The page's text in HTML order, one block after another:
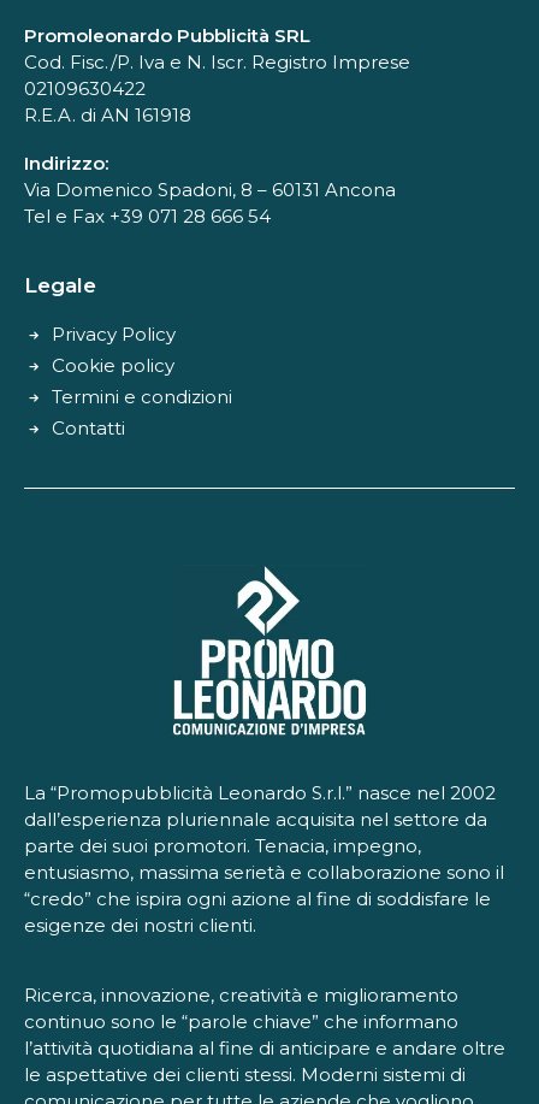
Promoleonardo Pubblicità SRL
Cod. Fisc./P. Iva e N. Iscr. Registro Imprese
02109630422
R.E.A. di AN 161918
Indirizzo:
Via Domenico Spadoni, 8 – 60131 Ancona
Tel e Fax +39 071 28 666 54
Legale
Privacy Policy
Cookie policy
Termini e condizioni
Contatti
La “Promopubblicità Leonardo S.r.l.” nasce nel 2002
dall’esperienza pluriennale acquisita nel settore da
parte dei suoi promotori. Tenacia, impegno,
entusiasmo, massima serietà e collaborazione sono il
“credo” che ispira ogni azione al fine di soddisfare le
esigenze dei nostri clienti.
Ricerca, innovazione, creatività e miglioramento
continuo sono le “parole chiave” che informano
l’attività quotidiana al fine di anticipare e andare oltre
le aspettative dei clienti stessi. Moderni sistemi di